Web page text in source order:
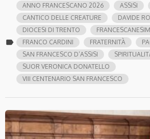
label
ANNO FRANCESCANO 2026 ASSISI
CANTICO DELLE CREATURE
DAVIDE
DIOCESI DI TRENTO
FRANCO CARDINI
FRATERNITÀ
SAN FRANCESCO D’ASSISI
SUOR VERONICA DONATELLO
VIII CENTENARIO SAN FRANCESCO